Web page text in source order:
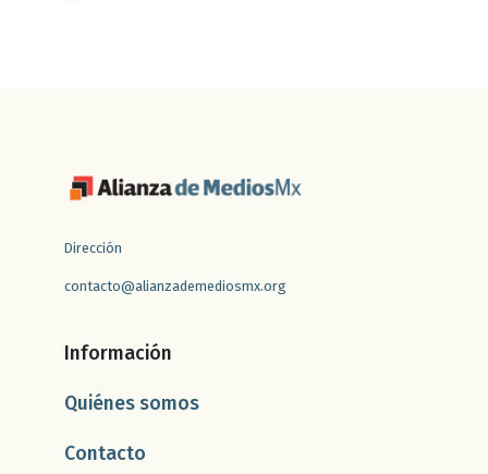
Dirección
contacto@alianzademediosmx.org
Información
Quiénes somos
Contacto